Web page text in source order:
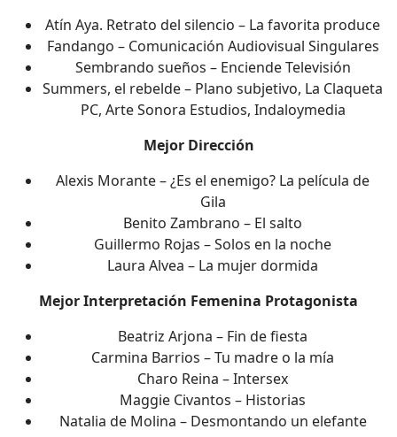
Atín Aya. Retrato del silencio – La favorita produce
Fandango – Comunicación Audiovisual Singulares
Sembrando sueños – Enciende Televisión
Summers, el rebelde – Plano subjetivo, La Claqueta
PC, Arte Sonora Estudios, Indaloymedia
Mejor Dirección
Alexis Morante – ¿Es el enemigo? La película de
Gila
Benito Zambrano – El salto
Guillermo Rojas – Solos en la noche
Laura Alvea – La mujer dormida
Mejor Interpretación Femenina Protagonista
Beatriz Arjona – Fin de fiesta
Carmina Barrios – Tu madre o la mía
Charo Reina – Intersex
Maggie Civantos – Historias
Natalia de Molina – Desmontando un elefante